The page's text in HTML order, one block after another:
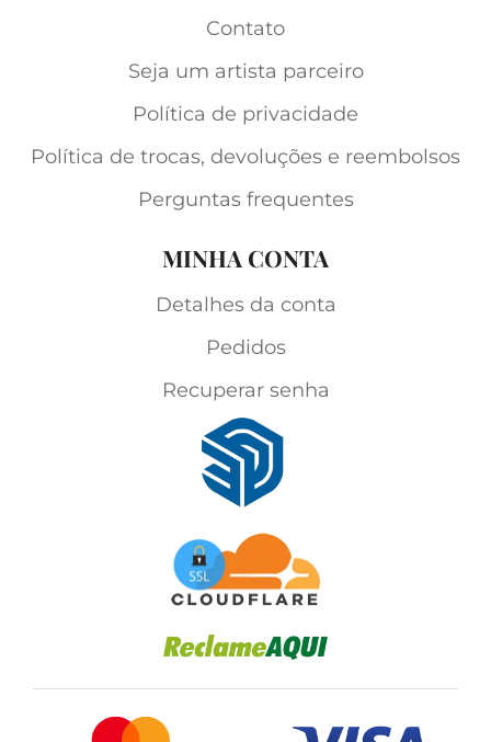
Contato
Seja um artista parceiro
Política de privacidade
Política de trocas, devoluções e reembolsos
Perguntas frequentes
MINHA CONTA
Detalhes da conta
Pedidos
Recuperar senha